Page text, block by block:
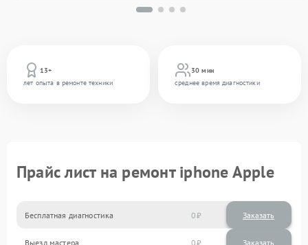
13+
лет опыта в ремонте техники
30 мин
среднее время диагностики
Прайс лист на ремонт iphone Apple
Бесплатная диагностика 0 Заказать
Выезд мастера 0 Заказать